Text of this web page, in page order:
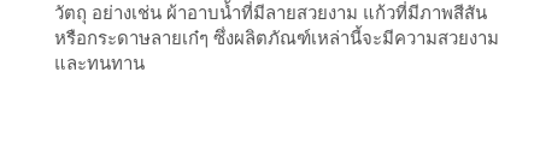
วัตถุ อย่างเช่น ผ้าอาบน้ำที่มีลายสวยงาม แก้วที่มีภาพสีสัน
หรือกระดาษลายเก๋ๆ ซึ่งผลิตภัณฑ์เหล่านี้จะมีความสวยงาม
และทนทาน